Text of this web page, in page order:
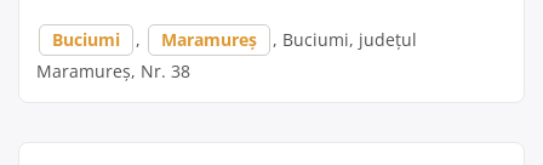
Buciumi , Maramureș
, Buciumi, județul
Maramureș, Nr. 38